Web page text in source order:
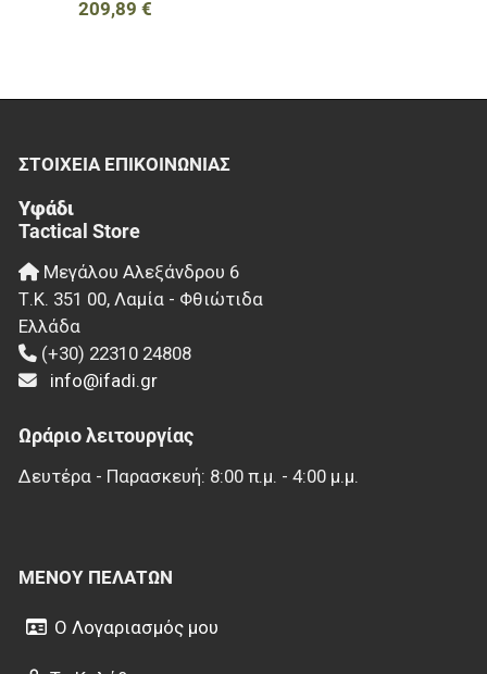
209,89 €
ΣΤΟΙΧΕΊΑ EΠΙΚΟΙΝΩΝΊΑΣ
Υφάδι
Tactical Store
Μεγάλου Αλεξάνδρου 6
Τ.Κ. 351 00, Λαμία - Φθιώτιδα
Ελλάδα
(+30) 22310 24808
info@ifadi.gr
Ωράριο λειτουργίας
Δευτέρα - Παρασκευή: 8:00 π.μ. - 4:00 μ.μ.
ΜΕΝΟΎ ΠΕΛΑΤΏΝ
Ο Λογαριασμός μου